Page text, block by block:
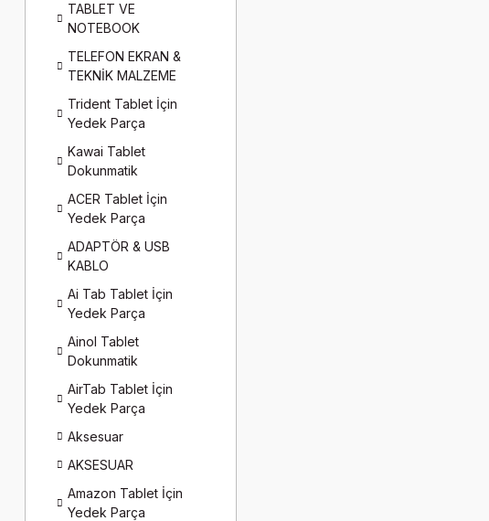
TABLET VE
NOTEBOOK
TELEFON EKRAN &
TEKNİK MALZEME
Trident Tablet İçin
Yedek Parça
Kawai Tablet
Dokunmatik
ACER Tablet İçin
Yedek Parça
ADAPTÖR & USB
KABLO
Ai Tab Tablet İçin
Yedek Parça
Ainol Tablet
Dokunmatik
AirTab Tablet İçin
Yedek Parça
Aksesuar
AKSESUAR
Amazon Tablet İçin
Yedek Parça